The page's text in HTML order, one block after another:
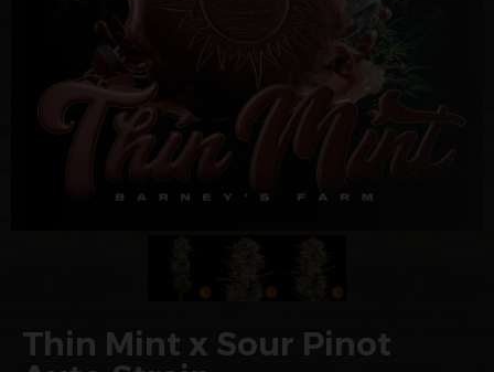
Thin Mint x Sour Pinot